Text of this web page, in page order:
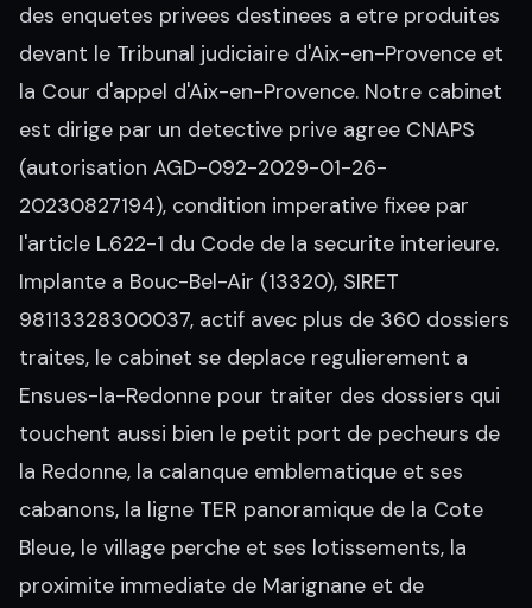
des enquetes privees destinees a etre produites
devant le Tribunal judiciaire d'Aix-en-Provence et
la Cour d'appel d'Aix-en-Provence. Notre cabinet
est dirige par un detective prive agree CNAPS
(autorisation AGD-092-2029-01-26-
20230827194), condition imperative fixee par
l'article L.622-1 du Code de la securite interieure.
Implante a Bouc-Bel-Air (13320), SIRET
98113328300037, actif avec plus de 360 dossiers
traites, le cabinet se deplace regulierement a
Ensues-la-Redonne pour traiter des dossiers qui
touchent aussi bien le petit port de pecheurs de
la Redonne, la calanque emblematique et ses
cabanons, la ligne TER panoramique de la Cote
Bleue, le village perche et ses lotissements, la
proximite immediate de Marignane et de